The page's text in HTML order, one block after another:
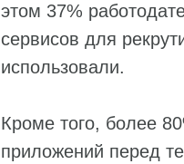
этом 37%
сервисов для
использовали.
Кроме того, более
приложений перед